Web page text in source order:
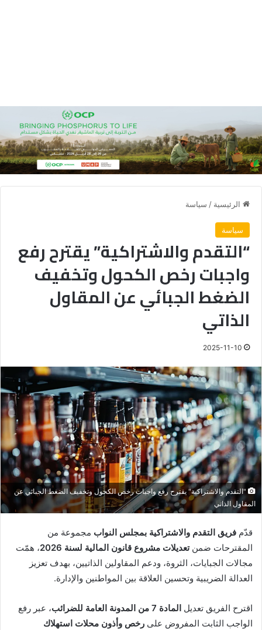
الرئيسية / سياسة
سياسة
“التقدم والاشتراكية” يقترح رفع
واجبات رخص الكحول وتخفيف
الضغط الجبائي عن المقاول
الذاتي
2025-11-10
"التقدم والاشتراكية" يقترح رفع واجبات رخص الكحول وتخفيف الضغط الجبائي عن
المقاول الذاتي
قدّم فريق التقدم والاشتراكية بمجلس النواب مجموعة من
المقترحات ضمنتعديلات مشروع قانون المالية لسنة 2026
، همّت
مجالات الجبايات، الثروة، ودعم المقاولين الذاتيين، بهدف تعزيز
العدالة الضريبية وتحسين العلاقة بين المواطنين والإدارة.
اقترح الفريق تعديل المادة 7 من المدونة العامة للضرائب
، عبر رفع
الواجب الثابت المفروض على رخص وأذون محلات استهلاك